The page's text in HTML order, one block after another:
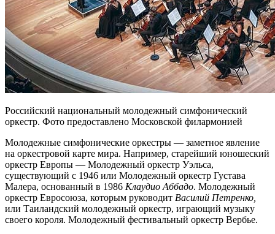
Российский национальный молодежный симфонический
оркестр. Фото предоставлено Московской филармонией
Молодежные симфонические оркестры — заметное явление
на оркестровой карте мира. Например, старейший юношеский
оркестр Европы — Молодежный оркестр Уэльса,
существующий с 1946 или Молодежный оркестр Густава
Малера, основанный в 1986 Клаудио Аббадо. Молодежный
оркестр Евросоюза, которым руководит Василий Петренко,
или Таиландский молодежный оркестр, играющий музыку
своего короля. Молодежный фестивальный оркестр Вербье.